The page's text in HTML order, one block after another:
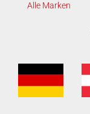
Alle Marken